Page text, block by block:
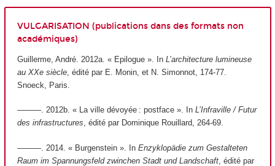
VULGARISATION (publications dans des formats non
académiques)
Guillerme, André. 2012a. « Epilogue ». In L’architecture lumineuse
au XXe siècle , édité par E. Monin, et N. Simonnot, 174‑77.
Snoeck, Paris.
———. 2012b. « La ville dévoyée : postface ». In L’Infraville / Futur
des infrastructures, édité par Dominique Rouillard, 264‑69.
———. 2014. « Burgenstein ». In Enzyklopädie zum Gestalteten
Raum im Spannungsfeld zwinchen Stadt und Landschaft , édité par